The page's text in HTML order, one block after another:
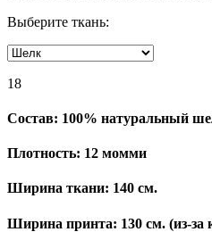
Выберите ткань:
18
Состав: 100% натуральный
Плотность: 12 момми
Ширина ткани: 140 см.
Ширина принта: 130 см. (из-за